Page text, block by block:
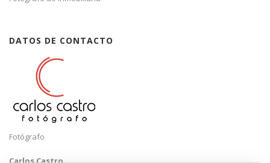
DATOS DE CONTACTO
Fotógrafo
Carlos Castro